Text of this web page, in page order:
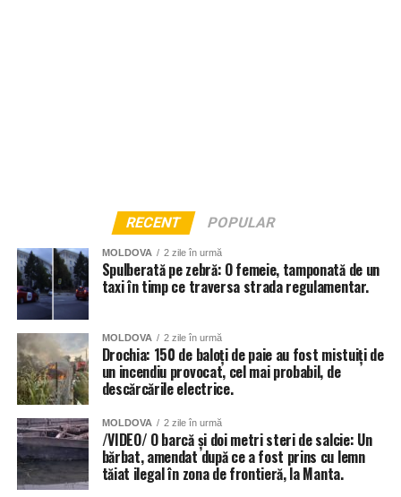
RECENT POPULAR
MOLDOVA 2 zile în urmă
Spulberată pe zebră: O femeie, tamponată de un
taxi în timp ce traversa strada regulamentar.
MOLDOVA 2 zile în urmă
Drochia: 150 de baloți de paie au fost mistuiți de
un incendiu provocat, cel mai probabil, de
descărcările electrice.
MOLDOVA 2 zile în urmă
/VIDEO/ O barcă și doi metri steri de salcie: Un
bărbat, amendat după ce a fost prins cu lemn
tăiat ilegal în zona de frontieră, la Manta.